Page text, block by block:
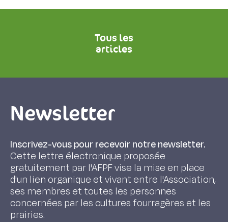
Tous les
articles
Newsletter
Inscrivez-vous pour recevoir notre newsletter.
Cette lettre électronique proposée
gratuitement par l'AFPF vise la mise en place
d'un lien organique et vivant entre l'Association,
ses membres et toutes les personnes
concernées par les cultures fourragères et les
prairies.